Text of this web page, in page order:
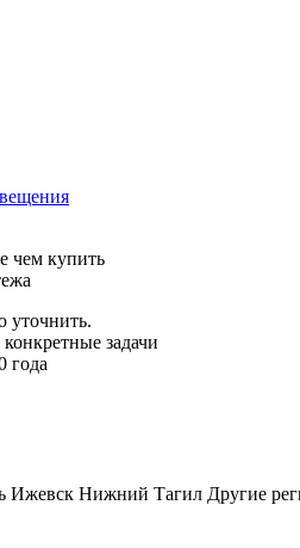
чем купить
уточнить.
задачи
года
Ижевск Нижний Тагил Другие